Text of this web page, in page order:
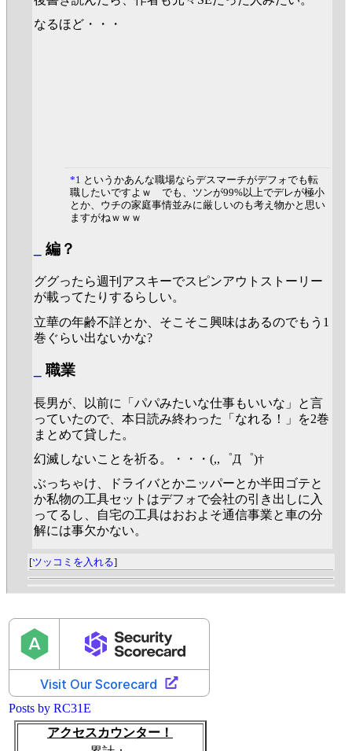
なるほど・・・
*1 というかあんな職場ならデスマーチがデフォでも転
職したいですよｗ でも、ツンが99%以上でデレが極小
とか、ウチの家庭事情並みに厳しいのも考え物かと思い
ますがねｗｗｗ
編？
ググったら週刊アスキーでスピンアウトストーリー
が載ってたりするらしい。
立華の年齢不詳とか、そこそこ興味はあるのでもう1
巻ぐらい出ないかな?
職業
長男が、以前に「パパみたいな仕事もいいな」と言
っていたので、本日読み終わった「なれる！」を2巻
まとめて貸した。
幻滅しないことを祈る。・・・(,,゜Д゜)†
ぶっちゃけ、ドライバとかニッパーとか半田ゴテと
か私物の工具セットはデフォで会社の引き出しに入
ってるし、自宅の工具はおおよそ通信事業と車の分
解には事欠かない。
[ツッコミを入れる]
Posts by RC31E
アクセスカウンター！